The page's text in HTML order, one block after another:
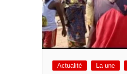
Actualité La une